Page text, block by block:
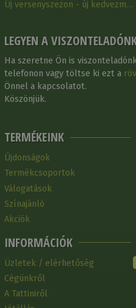
Új versenyszezon - új kedvezm…
LEGYEN A
Ha szeretne Ön is
telefonon vagy töltse ki ezt a
Önnel a kapcsolatot.
Köszönjük.
TERMÉKEINK
Újdonságok
Termékcsoportok
Válogatások
Színajánló
Akciók
INFORMÁCIÓK
Üzletek / elérhetőség
Cégünkről
A Tattiniről